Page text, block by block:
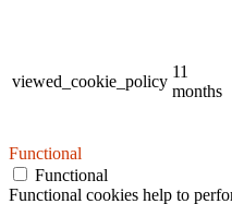
viewed_cookie_policy
11
months
Functional
Functional
Functional cookies help to